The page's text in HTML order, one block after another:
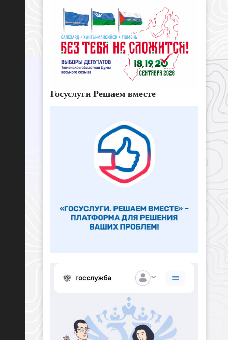
Госуслуги Решаем вместе